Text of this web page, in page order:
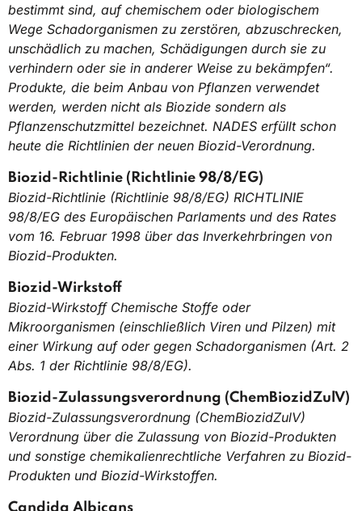
bestimmt sind, auf chemischem oder biologischem
Wege Schadorganismen zu zerstören, abzuschrecken,
unschädlich zu machen, Schädigungen durch sie zu
verhindern oder sie in anderer Weise zu bekämpfen“.
Produkte, die beim Anbau von Pflanzen verwendet
werden, werden nicht als Biozide sondern als
Pflanzenschutzmittel bezeichnet. NADES erfüllt schon
heute die Richtlinien der neuen Biozid-Verordnung.
Biozid-Richtlinie (Richtlinie 98/8/EG)
Biozid-Richtlinie (Richtlinie 98/8/EG) RICHTLINIE
98/8/EG des Europäischen Parlaments und des Rates
vom 16. Februar 1998 über das Inverkehrbringen von
Biozid-Produkten.
Biozid-Wirkstoff
Biozid-Wirkstoff Chemische Stoffe oder
Mikroorganismen (einschließlich Viren und Pilzen) mit
einer Wirkung auf oder gegen Schadorganismen (Art. 2
Abs. 1 der Richtlinie 98/8/EG).
Biozid-Zulassungsverordnung (ChemBiozidZulV)
Biozid-Zulassungsverordnung (ChemBiozidZulV)
Verordnung über die Zulassung von Biozid-Produkten
und sonstige chemikalienrechtliche Verfahren zu Biozid-
Produkten und Biozid-Wirkstoffen.